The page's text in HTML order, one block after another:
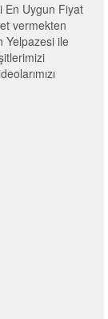
En Uygun Fiyat
vermekten
Yelpazesi ile